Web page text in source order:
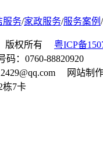
服务/家政服务/服务案例 /
版权所有 粤ICP备
码：0760-88820920
网站制
栋7卡